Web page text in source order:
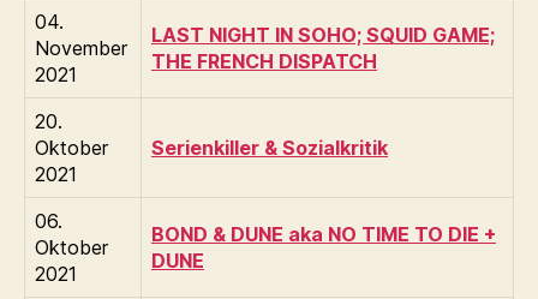
04.
November
2021
LAST NIGHT IN SOHO; SQUID GAME;
THE FRENCH DISPATCH
20.
Oktober
2021
Serienkiller & Sozialkritik
06.
Oktober
2021
BOND & DUNE aka NO TIME TO DIE +
DUNE